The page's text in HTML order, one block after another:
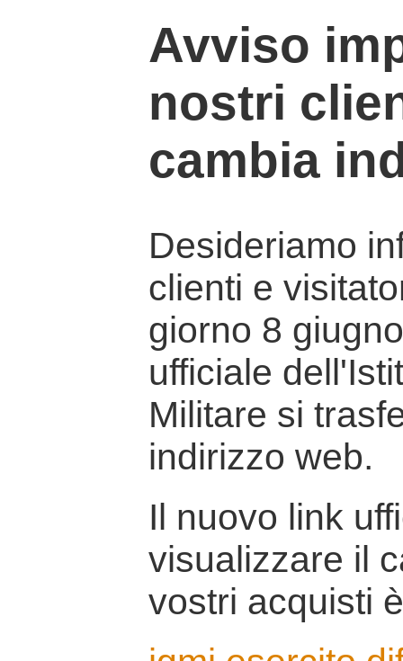
Avviso
nostri
cambia
Desideriamo
clienti e
giorno 8
ufficiale
Militare si
indirizzo web.
Il nuovo link
visualizzare il
vostri acquisti